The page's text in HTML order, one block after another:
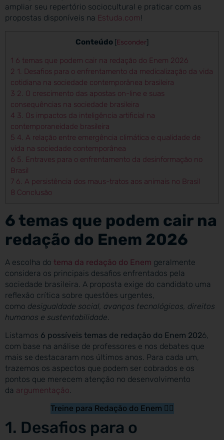
ampliar seu repertório sociocultural e praticar com as
propostas disponíveis na Estuda.com!
Conteúdo [Esconder]
1 6 temas que podem cair na redação do Enem 2026
2 1. Desafios para o enfrentamento da medicalização da vida
cotidiana na sociedade contemporânea brasileira
3 2. O crescimento das apostas on-line e suas
consequências na sociedade brasileira
4 3. Os impactos da inteligência artificial na
contemporaneidade brasileira
5 4. A relação entre emergência climática e qualidade de
vida na sociedade contemporânea
6 5. Entraves para o enfrentamento da desinformação no
Brasil
7 6. A persistência dos maus-tratos aos animais no Brasil
8 Conclusão
6 temas que podem cair na
redação do Enem 2026
A escolha do tema da redação do Enem geralmente
considera os principais desafios enfrentados pela
sociedade brasileira. A proposta exige do candidato uma
reflexão crítica sobre questões urgentes,
como desigualdade social, avanços tecnológicos, direitos
humanos e sustentabilidade
Listamos 6 possíveis temas de redação do Enem 2026,
com base na análise de professores e nos debates que
mais se destacaram nos últimos anos. Para cada um,
trazemos os aspectos que podem ser cobrados e os
pontos que merecem atenção no desenvolvimento
da argumentação.
Treine para Redação do Enem ✍🏻
1. Desafios para o